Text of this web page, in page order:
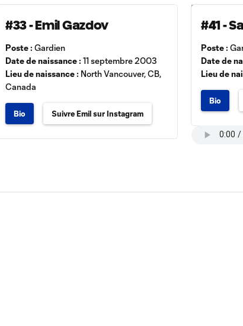
#33 - Emil Gazdov
Poste : Gardien
Date de naissance : 11 septembre 2003
Lieu de naissance : North Vancouver, CB,
Canada
Bio Suivre Emil sur Instagram
#41 -
Poste :
Date de
Lieu de
Bio